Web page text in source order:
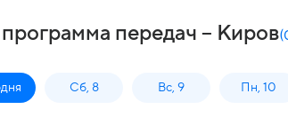
передач – Киров(
Сб, 8 Вс, 9 Пн, 10